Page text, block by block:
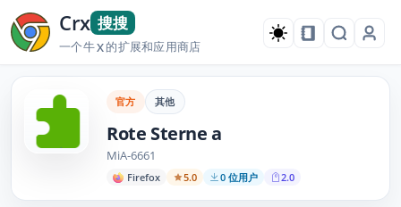
Crx 搜搜
一个牛X的扩展和应用商店
官方 其他
Rote Sterne a
MiA-6661
Firefox 5.0 0 位用户 2.0